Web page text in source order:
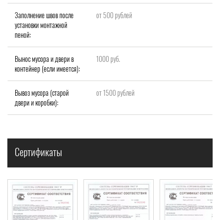
Заполнение швов после
установки монтажной
пеной:
от 500 рублей
Вынос мусора и двери в
контейнер (если имеется):
1000 руб.
Вывоз мусора (старой
двери и коробки):
от 1500 рублей
Сертификаты